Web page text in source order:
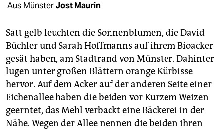
abo
genossenschaft
epaper login
Aus MünsterJost Maurin
Satt gelb leuchten die Sonnenblumen, die David
Büchler und Sarah Hoffmanns auf ihrem Bio­acker
gesät haben, am Stadtrand von Münster. Dahinter
lugen unter großen Blättern orange Kürbisse
hervor. Auf dem Acker auf der anderen Seite einer
Eichenallee haben die beiden vor Kurzem Weizen
geerntet, das Mehl verbackt eine Bäckerei in der
Nähe. Wegen der Allee nennen die beiden ihren